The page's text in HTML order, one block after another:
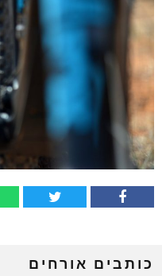
כותבים אורחים